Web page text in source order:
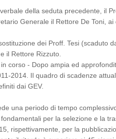
della seduta precedente,
Generale il Rettore De Toni, ai
dei Proff. Tesi (scaduto
il Rettore Rizzuto.
corso - Dopo ampia ed
2014. Il quadro di scadenze
dai GEV.
una periodo di tempo
per la selezione e la
rispettivamente, per la